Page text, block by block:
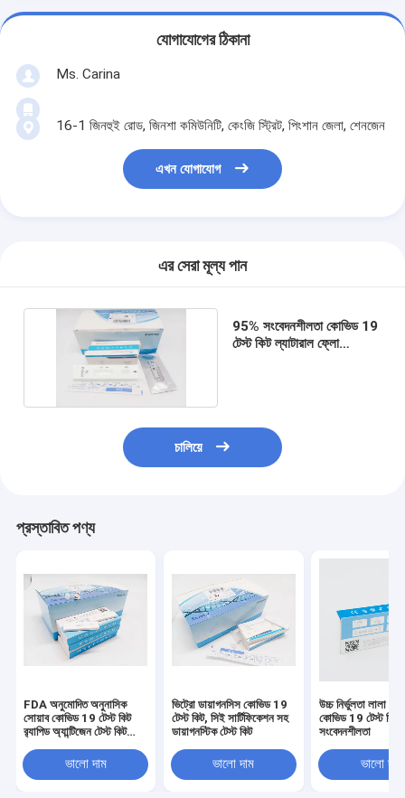
যোগাযোগের ঠিকানা
Ms. Carina
16-1 জিনহুই রোড, জিনশা কমিউনিটি, কেংজি স্ট্রিট, পিংশান জেলা, শেনজেন
এখন যোগাযোগ
এর সেরা মূল্য পান
95% সংবেদনশীলতা কোভিড 19
টেস্ট কিট ল্যাটারাল ফ্লো
চালিয়ে
প্রস্তাবিত পণ্য
FDA অনুমোদিত অনুনাসিক
সোয়াব কোভিড 19 টেস্ট কিট
র‍্যাপিড অ্যান্টিজেন টেস্ট কিট
ভালো দাম
ভিট্রো ডায়াগনসিস কোভিড 19
টেস্ট কিট, সিই সার্টিফিকেশন সহ
ডায়াগনস্টিক টেস্ট কিট
ভালো দাম
উচ্চ নির্ভুলতা লালা
কোভিড 19 টেস্ট
সংবেদনশীলতা
ভালো দাম